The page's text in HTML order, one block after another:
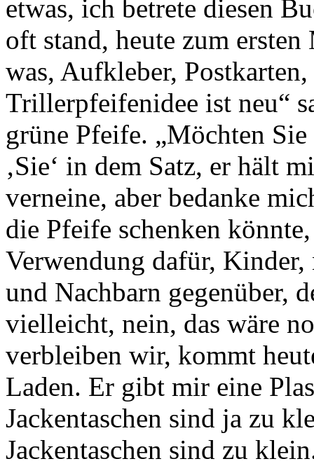
etwas, ich betrete diesen
oft stand, heute zum
was, Aufkleber,
Trillerpfeifenidee ist neu“
grüne Pfeife. „Möchten
‚Sie‘ in dem Satz, er hält
verneine, aber bedanke
die Pfeife schenken
Verwendung dafür,
und Nachbarn gegenüber,
vielleicht, nein, das wäre
verbleiben wir, kommt
Laden. Er gibt mir eine
Jackentaschen sind ja zu
Jackentaschen sind zu